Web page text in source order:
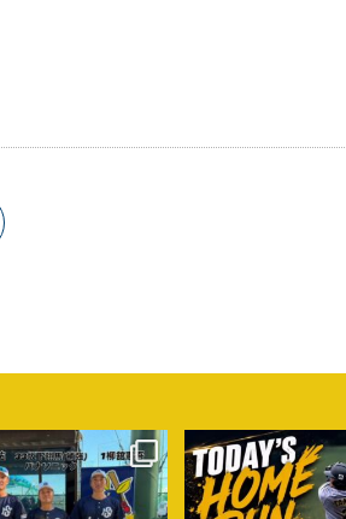
shinyaku_baseball shinyaku_baseball